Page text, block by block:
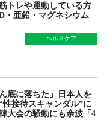
トレや運動している方
・亜鉛・マグネシウム
ヘルスケア
底に落ちた」日本人を
接待スキャンダル”に
大会の騒動にも余波「4